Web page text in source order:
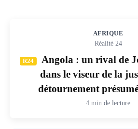
AFRIQUE
Réalité 24
R24
Angola : un rival de
dans le viseur de la
détournement
4 min de lecture